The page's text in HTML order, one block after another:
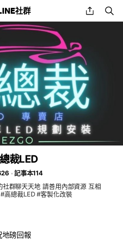
社群 share
裁LED
記事本114
群聊天天地 請善用內部資源 互相
高總裁LED #客製化改裝
地磅回報